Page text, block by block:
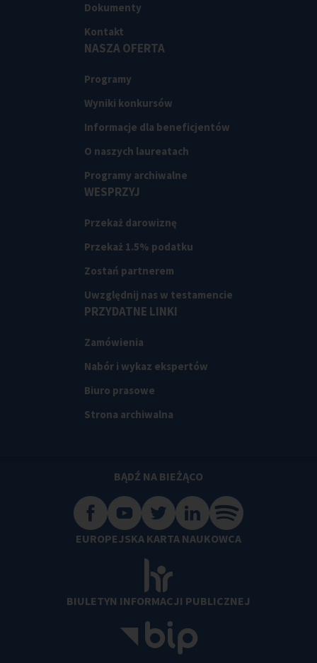
Dokumenty
Kontakt
NASZA OFERTA
Programy
Wyniki konkursów
Informacje dla beneficjentów
O naszych laureatach
Programy archiwalne
WESPRZYJ
Przekaż darowiznę
Przekaż 1.5% podatku
Zostań partnerem
Uwzględnij nas w testamencie
PRZYDATNE LINKI
Zamówienia
Nabór i wykaz ekspertów
Biuro prasowe
Strona archiwalna
BĄDŹ NA BIEŻĄCO
EUROPEJSKA KARTA NAUKOWCA
BIULETYN INFORMACJI PUBLICZNEJ